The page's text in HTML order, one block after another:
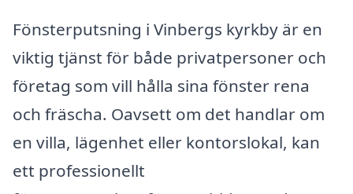
Fönsterputsning i Vinbergs kyrkby är en
viktig tjänst för både privatpersoner och
företag som vill hålla sina fönster rena
och fräscha. Oavsett om det handlar om
en villa, lägenhet eller kontorslokal, kan
ett professionellt